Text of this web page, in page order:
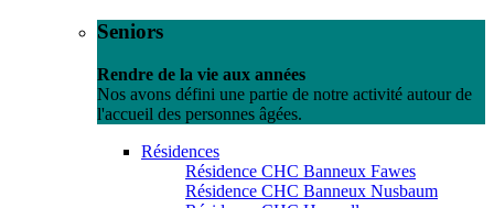
Seniors
Rendre de la vie aux années
Nos avons défini une partie de notre activité autour de
l'accueil des personnes âgées.
Résidences
Résidence CHC Banneux Fawes
Résidence CHC Banneux Nusbaum